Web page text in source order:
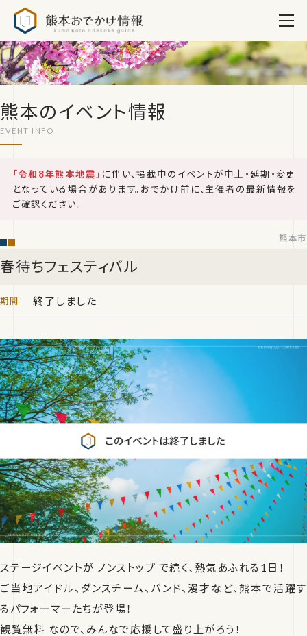
熊本のイベント情報
「令和8年熊本地震」 に伴い、掲載中のイベントが中止・延期・変更
となっている場合があります。おでかけ前に、主催者の最新情報を
ご確認ください。
春待ちフェスティバル
熊本市
終了しました
ステージイベントが ノンストップ で続く、熱気あふれる1日！
ご当地アイドル、ダンスチーム、バンド、漫才など、熊本で活躍す
るパフォーマーたちが登場！
観覧無料 なので、みんなで応援して盛り上がろう！